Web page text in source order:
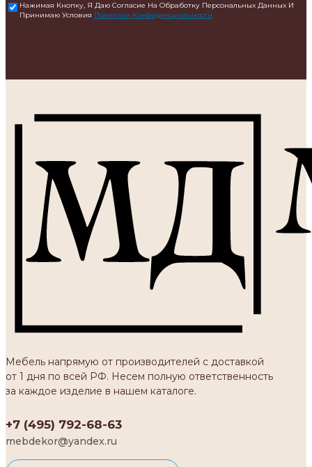
Нажимая Кнопку, Я Даю Согласие На Обработку Персональных Данных И
Принимаю Условия Политики Конфиденциальности
Мебель напрямую от производителей с доставкой
от 1 дня по всей РФ. Несем полную ответственность
за каждое изделие в нашем каталоге.
+7 (495) 792-68-63
mebdekor@yandex.ru